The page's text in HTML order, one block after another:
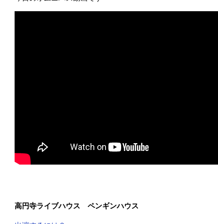
高円寺ライブハウス ペンギンハウス